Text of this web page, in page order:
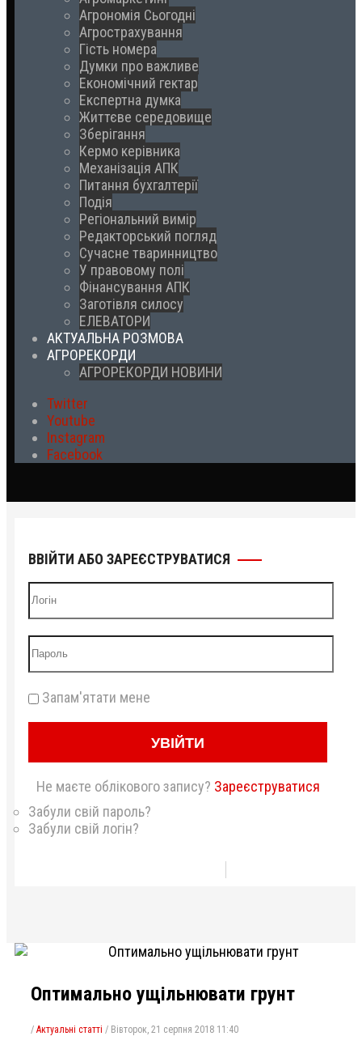
Агрономія Сьогодні
Агрострахування
Гість номера
Думки про важливе
Економічний гектар
Експертна думка
Життєве середовище
Зберігання
Кермо керівника
Механізація АПК
Питання бухгалтерії
Подія
Регіональний вимір
Редакторський погляд
Сучасне тваринництво
У правовому полі
Фінансування АПК
Заготівля силосу
ЕЛЕВАТОРИ
АКТУАЛЬНА РОЗМОВА
АГРОРЕКОРДИ
АГРОРЕКОРДИ НОВИНИ
Twitter
Youtube
Instagram
Facebook
ВВІЙТИ АБО ЗАРЕЄСТРУВАТИСЯ
Запам'ятати мене
УВІЙТИ
Не маєте облікового запису? Зареєструватися
Забули свій пароль?
Забули свій логін?
Оптимально ущільнювати грунт
/ Актуальні статті / Вівторок, 21 серпня 2018 11:40